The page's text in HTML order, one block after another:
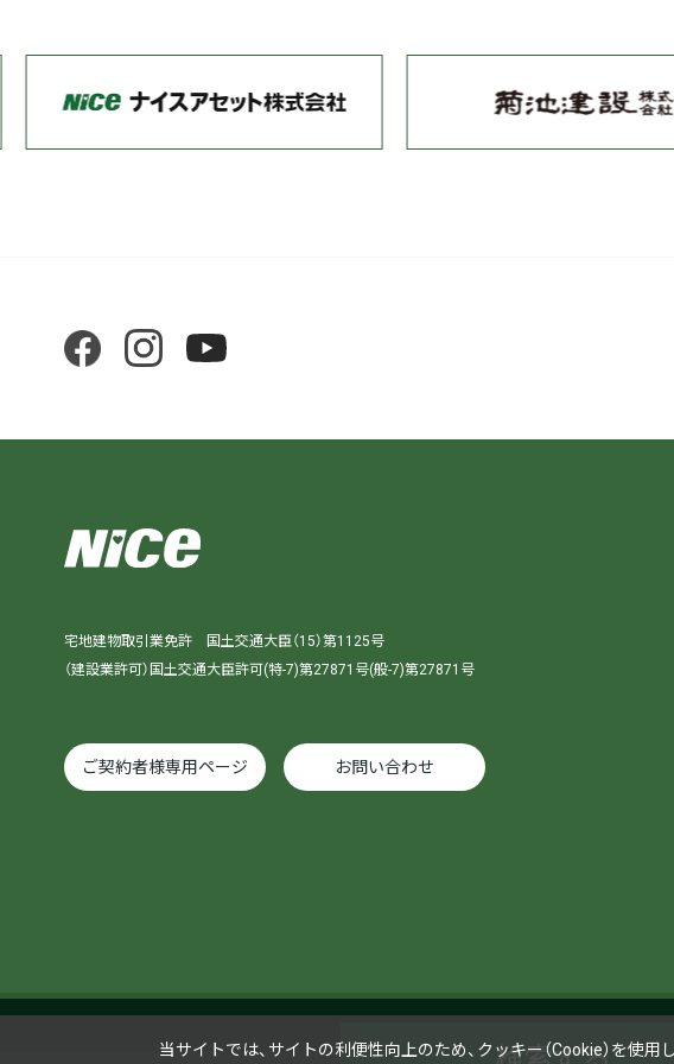
宅地建物取引業免許 国土交通大臣（15）第1125号
（建設業許可）国土交通大臣許可(特-7)第27871号(般-7)第27871号
ご契約者様専用ページ お問い合わせ
当サイトでは、サイトの利便性向上のため、クッキー（Cookie）を使用